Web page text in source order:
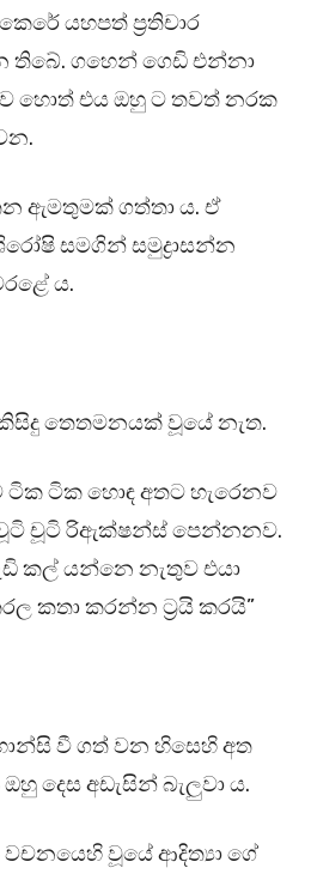
යහපත් ප්‍රතිචාර
ගහෙන් ගෙඩි එන්නා
හොත් එය ඔහු ට තවත් නරක
ඇමතුමක් ගත්තා ය. ඒ
සමගින් සමුද්‍රාසන්න
ය.
තෙතමනයක් වූයේ නැත.
ටික ටික හොඳ අතට හැරෙනව
චූටි චූටි රිඇක්ෂන්ස් පෙන්නනව.
කල් යන්නෙ නැතුව එයා
කතා කරන්න ට්‍රයි කරයි”
වී ගත් වන හිසෙහි අත
දෙස අඩැසින් බැලුවා ය.
වූයේ ආදිත්‍යා ගේ